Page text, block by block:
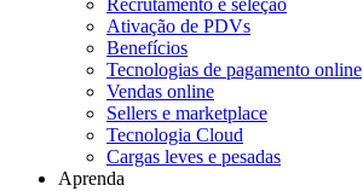
Recrutamento e seleção
Ativação de PDVs
Benefícios
Tecnologias de pagamento online
Vendas online
Sellers e marketplace
Tecnologia Cloud
Cargas leves e pesadas
Aprenda